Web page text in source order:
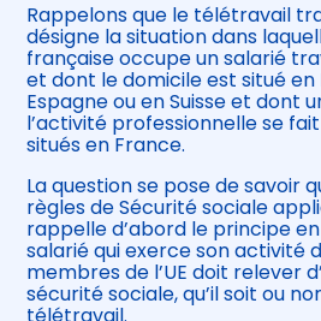
Rappelons que le télétravail
désigne la situation dans
française occupe un salarié
et dont le domicile est situé en
Espagne ou en Suisse et dont
l’activité professionnelle se
situés en France.
La question se pose de savoir
règles de Sécurité sociale
rappelle d’abord le principe
salarié qui exerce son activité
membres de l’UE doit relever
sécurité sociale, qu’il soit ou